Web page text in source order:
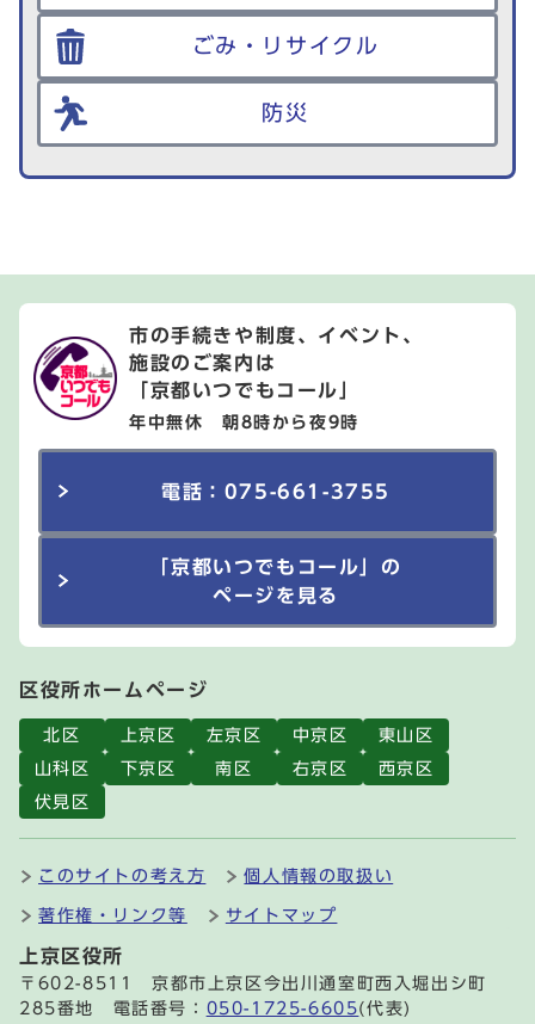
ごみ・リサイクル
防災
市の手続きや制度、イベント、
施設のご案内は
「京都いつでもコール」
年中無休 朝8時から夜9時
電話：075-661-3755
「京都いつでもコール」の
ページを見る
区役所ホームページ
北区 上京区 左京区 中京区
東山区
山科区
下京区 南区 右京区
西京区
伏見区
このサイトの考え方 個人情報の取扱い
著作権・リンク等 サイトマップ
上京区役所
〒602-8511 京都市上京区今出川通室町西入堀出シ町
285番地 電話番号： 050-1725-6605(代表)